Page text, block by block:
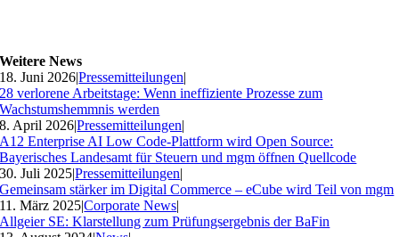
Weitere News
18. Juni 2026|Pressemitteilungen|
28 verlorene Arbeitstage: Wenn ineffiziente Prozesse zum
Wachstumshemmnis werden
8. April 2026|Pressemitteilungen|
A12 Enterprise AI Low Code-Plattform wird Open Source:
Bayerisches Landesamt für Steuern und mgm öffnen Quellcode
30. Juli 2025|Pressemitteilungen|
Gemeinsam stärker im Digital Commerce – eCube wird Teil von mgm
11. März 2025|Corporate News|
Allgeier SE: Klarstellung zum Prüfungsergebnis der BaFin